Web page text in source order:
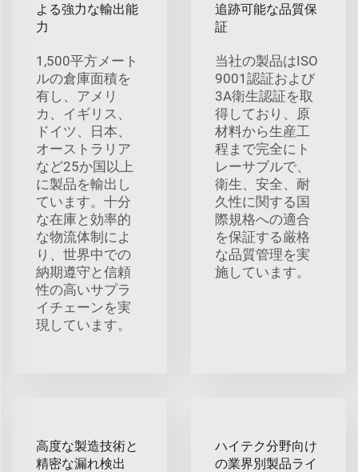
よる強力な輸出能
力
1,500平方メート
ルの倉庫面積を
有し、アメリ
カ、イギリス、
ドイツ、日本、
オーストラリア
など25か国以上
に製品を輸出し
ています。十分
な在庫と効率的
な物流体制によ
り、世界中での
納期遵守と信頼
性の高いサプラ
イチェーンを実
現しています。
追跡可能な品質保
証
当社の製品はISO
9001認証および
3A衛生認証を取
得しており、原
材料から生産工
程まで完全にト
レーサブルで、
衛生、安全、耐
久性に関する国
際規格への適合
を保証する厳格
な品質管理を実
施しています。
高度な製造技術と
精密な漏れ検出
ハイテク分野向け
の業界別製品ライ